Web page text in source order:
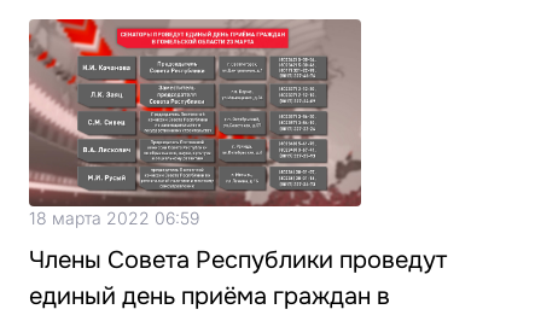
18 марта 2022 06:59
Члены Совета Республики проведут
единый день приёма граждан в